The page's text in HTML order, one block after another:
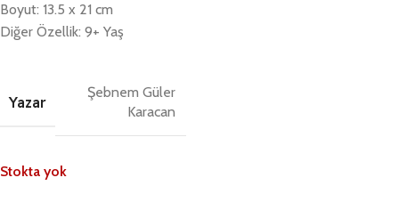
Boyut: 13.5 x 21 cm
Diğer Özellik: 9+ Yaş
Yazar
Şebnem Güler
Karacan
Stokta yok